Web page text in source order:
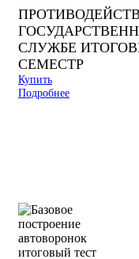
СЛУЖБЕ
СЕМЕСТР
Купить
Подробнее